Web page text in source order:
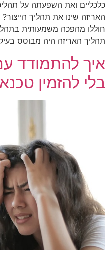
כלכליים ואת השפעתה על
האריזה שינו את תהליך
חוללו מהפכה משמעותית
תהליך האריזה היה מבוסס
איך להתמודד
בלי להזמין